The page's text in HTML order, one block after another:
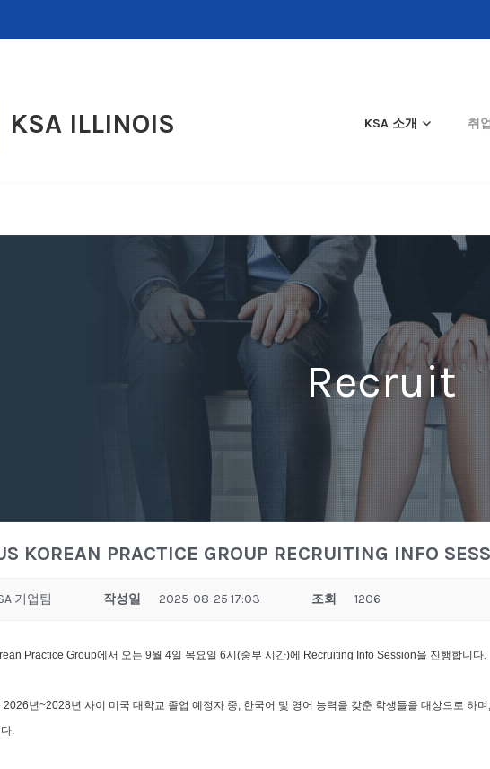
KSA ILLINOIS KSA 소개 취
Recruit
KOREAN PRACTICE GROUP RECRUITING INFO
기업팀 작성일 2025-08-25 17:03 조회 1206
Practice Group에서 오는 9월 4일 목요일 6시(중부 시간)에 Recruiting Info Session을 진행합니다.
2026년~2028년 사이 미국 대학교 졸업 예정자 중, 한국어 및 영어 능력을 갖춘 학생들을 대상으로 하
.